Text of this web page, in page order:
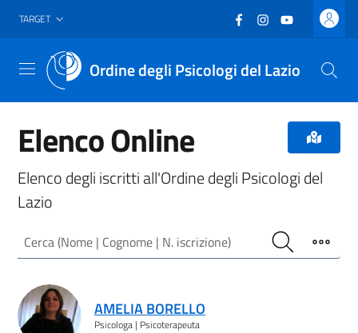
Vai al header
Vai al contenuto principale
Vai al footer
TARGET Facebook
(nuova scheda -
Instagram
(nuova scheda
YouTube
(nuova
Ordine degli Psicologi del Lazio
Menu
Elenco Online
Elenco degli iscritti all'Ordine degli Psicologi del
Lazio
Cerca (Nome | Cognome | N. iscrizione)
Cerca Filtro
Risultati ricerca
AMELIA BORELLO
Psicologa | Psicoterapeuta